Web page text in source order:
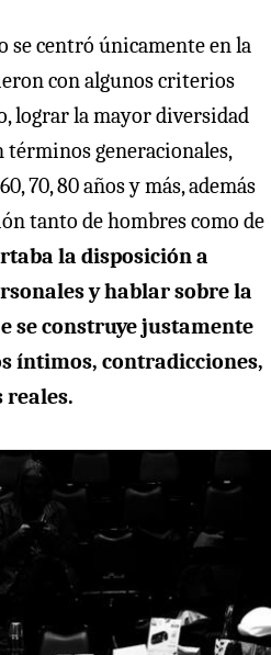
se centró únicamente en la
con algunos criterios
lograr la mayor diversidad
términos generacionales,
70, 80 años y más, además
tanto de hombres como de
la disposición a
y hablar sobre la
se construye justamente
íntimos, contradicciones,
reales.